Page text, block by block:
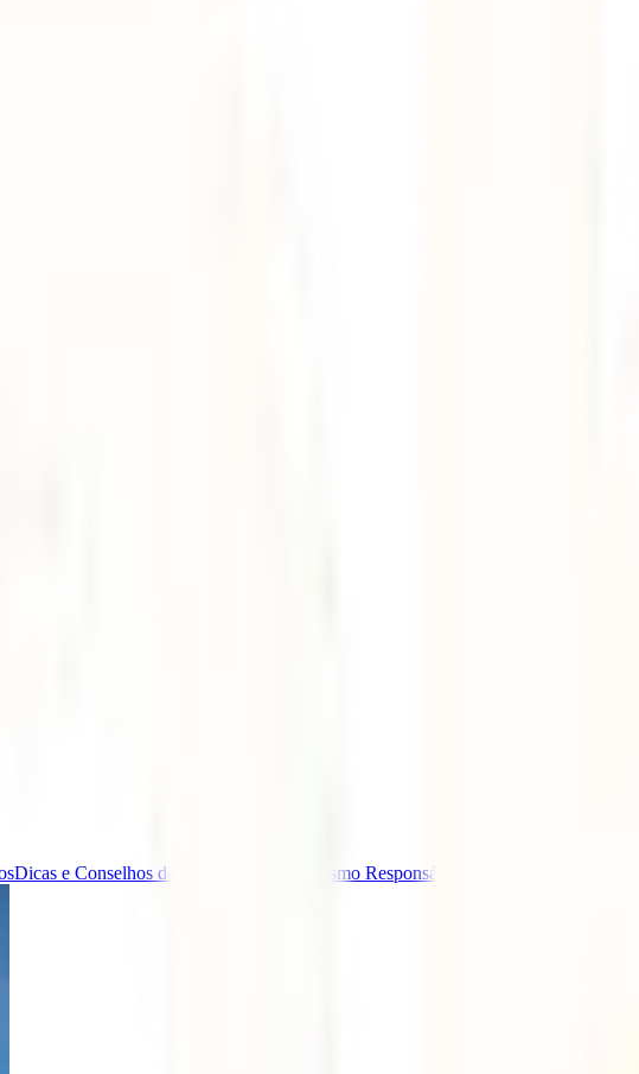
Dicas e Conselhos de Viagem Turismo Responsável